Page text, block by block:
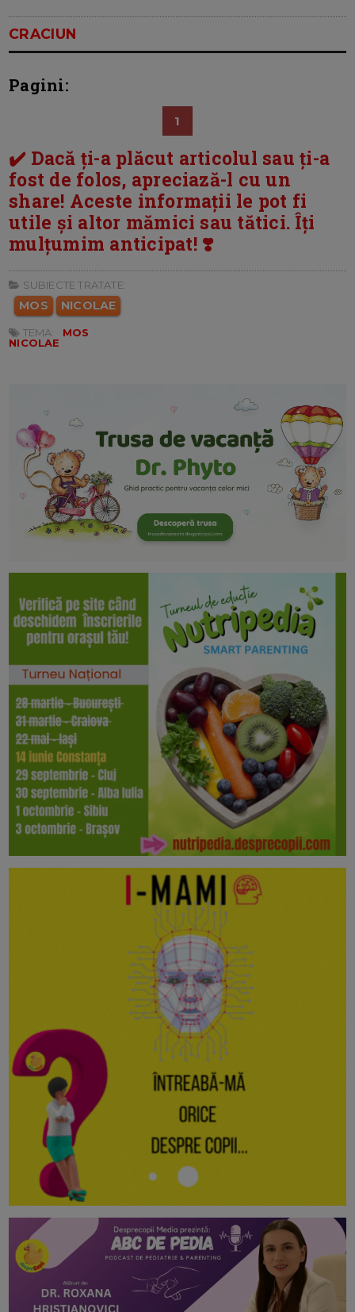
CRACIUN
Pagini:
1
✔️ Dacă ți-a plăcut articolul sau ți-a
fost de folos, apreciază-l cu un
share! Aceste informații le pot fi
utile și altor mămici sau tătici. Îți
mulțumim anticipat! ❣️
SUBIECTE TRATATE:
MOS NICOLAE
TEMA:
MOS
NICOLAE